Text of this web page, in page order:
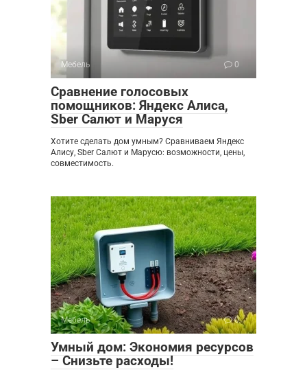
Мебель 0
Сравнение голосовых
помощников: Яндекс Алиса,
Sber Салют и Маруся
Хотите сделать дом умным? Сравниваем Яндекс
Алису, Sber Салют и Марусю: возможности, цены,
совместимость.
Мебель 0
Умный дом: Экономия ресурсов
– Снизьте расходы!